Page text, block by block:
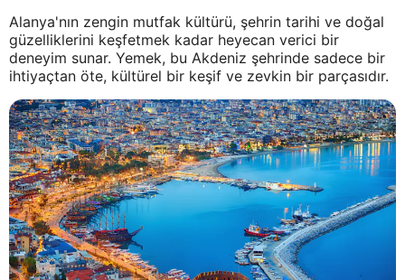
Alanya'nın zengin mutfak kültürü, şehrin tarihi ve doğal
güzelliklerini keşfetmek kadar heyecan verici bir
deneyim sunar. Yemek, bu Akdeniz şehrinde sadece bir
ihtiyaçtan öte, kültürel bir keşif ve zevkin bir parçasıdır.